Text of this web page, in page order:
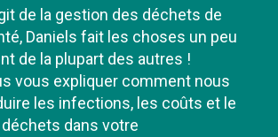
de la gestion des déchets de
Daniels fait les choses un peu
de la plupart des autres !
vous expliquer comment nous
les infections, les coûts et le
dans votre